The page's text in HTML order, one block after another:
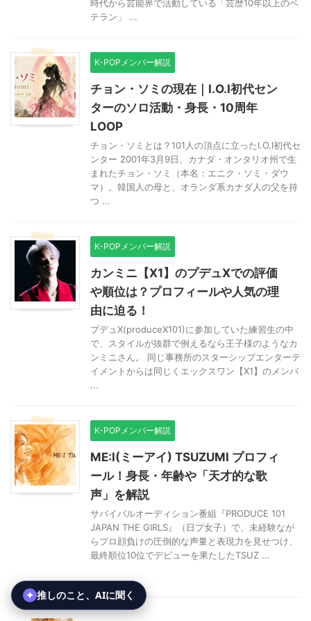
時代から芸能界で活動している「芸歴10年以上のベ
テラン」 ...
K-POPメンバー解説
チョン・ソミの現在｜I.O.I初代セン
ターのソロ活動・身長・10周年
LOOP
チョン・ソミとは？101人の頂点に立ったI.O.I初代セ
ンター 2001年3月9日、カナダ・オンタリオ州で生
まれたチョン・ソミ（本名：エニク・ソミ・ダウ
マ）。韓国人の母と、オランダ系カナダ人の父を持
つ ...
K-POPメンバー解説
カンミニ【X1】のプデュXでの評価
や順位は？プロフィールや人気の理
由に迫る！
プデュX(produceX101)に参加していた練習生の中
で、スタイルが抜群で例えるなら王子様のようなカ
ンミニさん。 同じ事務所のスターシップエンターテ
イメントからは同じくエックスワン【X1】のメンバ
...
K-POPメンバー解説
ME:I(ミーアイ) TSUZUMI プロフィ
ール！身長・年齢や「天才的な歌
声」を解説
サバイバルオーディション番組『PRODUCE 101
JAPAN THE GIRLS』（日プ女子）で、未経験なが
らプロ顔負けの圧倒的な声量と表現力を見せつけ、
最終順位10位でデビューを果たしたTSUZ ...